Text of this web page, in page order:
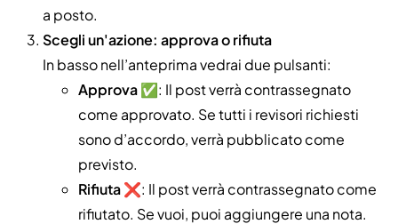
a posto.
Scegli un'azione: approva o rifiuta
In basso nell’anteprima vedrai due pulsanti:
Approva✅: Il post verrà contrassegnato
come approvato. Se tutti i revisori richiesti
sono d’accordo, verrà pubblicato come
previsto.
Rifiuta❌: Il post verrà contrassegnato come
rifiutato. Se vuoi, puoi aggiungere una nota.